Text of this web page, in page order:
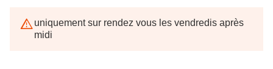
uniquement sur rendez vous les vendredis après
midi